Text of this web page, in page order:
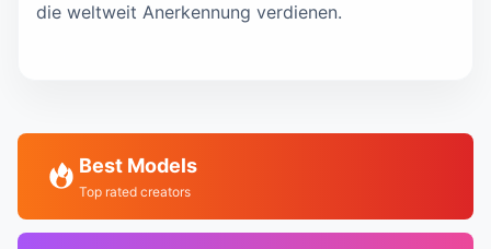
die weltweit Anerkennung verdienen.
Best Models
Top rated creators